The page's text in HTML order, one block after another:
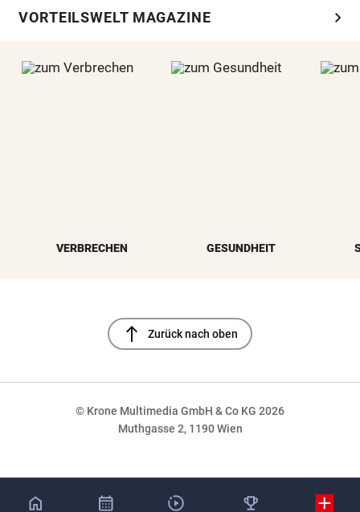
VORTEILSWELT MAGAZINE chevron_right
VERBRECHEN GESUNDHEIT
north Zurück nach oben
© Krone Multimedia GmbH & Co KG 2026
Muthgasse 2, 1190 Wien
NaN%